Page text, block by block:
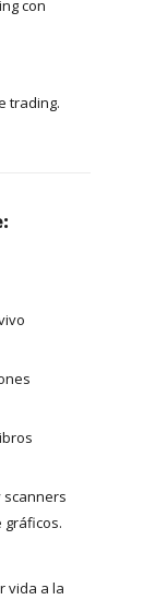
con
trading.
scanners
vida a la